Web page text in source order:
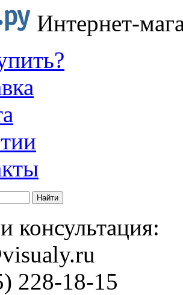
Интернет-
консультация:
228-18-15